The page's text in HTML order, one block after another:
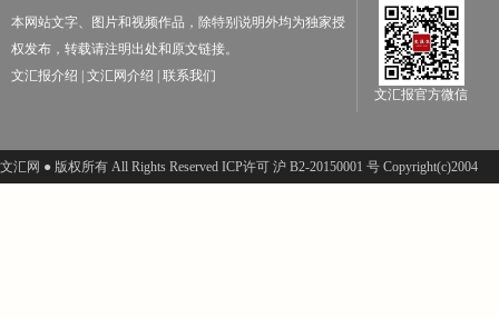
本网站文字、图片和视频作品，除特别说明外均为独家授
权发布，转载请注明出处和原文链接。
文汇报介绍 | 文汇网介绍 | 联系我们
文汇报官方微信
文汇网 ● 版权所有 All Rights Reserved ICP许可 沪 B2-20150001 号 Copyright(c)2004